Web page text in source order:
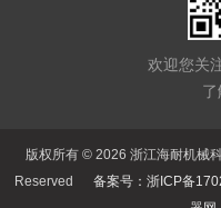
欢迎您关
版权所有 © 2026 浙江海耐机械
Reserved 备案号：浙ICP备